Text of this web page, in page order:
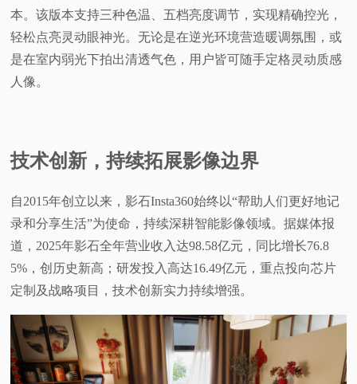
本。该版本支持三种色温、五档亮度调节，实现精确控光，
轻松点亮灵动眼神光。无论是在逆光环境营造暖调氛围，或
是在室内弱光下拍出清透气色，用户皆可随手定格灵动质感
人像。
技术创新，持续拓展影像边界
自2015年创立以来，影石Insta360始终以“帮助人们更好地记
录和分享生活”为使命，持续深耕智能影像领域。据媒体报
道，2025年影石全年营业收入达98.58亿元，同比增长76.8
5%，创历史新高；研发投入高达16.49亿元，重点投向芯片
定制及战略项目，技术创新实力持续增强。